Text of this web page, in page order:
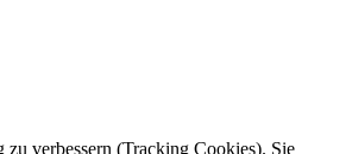
verbessern (Tracking Cookies). Sie